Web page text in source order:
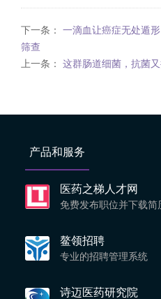
下一条： 一滴血让癌症无处遁
筛查
上一条： 这群肠道细菌，抗菌
产品和服务
医药之梯人才网
免费发布职位并下载简
鳌领招聘
专业的招聘管理系统
诗迈医药研究院